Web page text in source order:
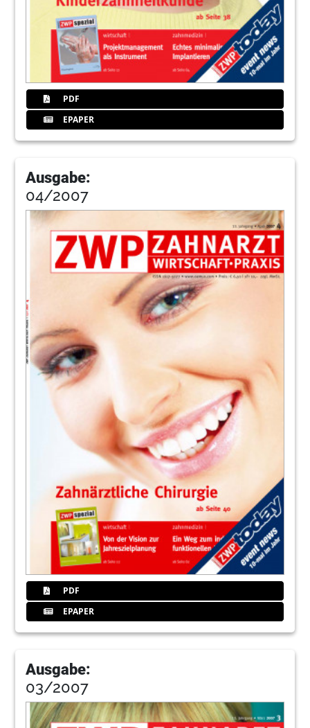
PDF
EPAPER
Ausgabe:
04/2007
PDF
EPAPER
Ausgabe:
03/2007